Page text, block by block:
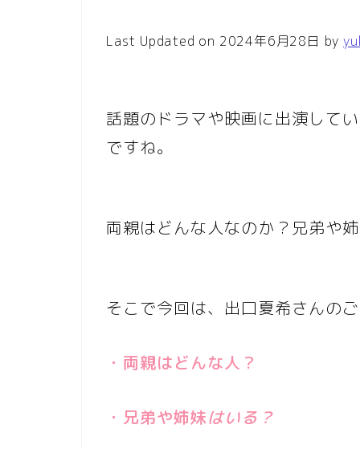
Last Updated on 2024年6月28日 by
話題のドラマや映画に出演して
ですね。
両親はどんな人なのか？兄弟や
そこで今回は、出口夏希さんの
・両親はどんな人？
・兄弟や姉妹はいる？